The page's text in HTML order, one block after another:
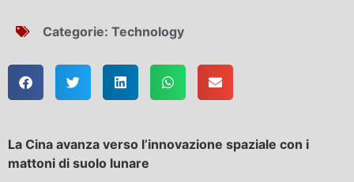
Categorie: Technology
La Cina avanza verso l’innovazione spaziale con i
mattoni di suolo lunare